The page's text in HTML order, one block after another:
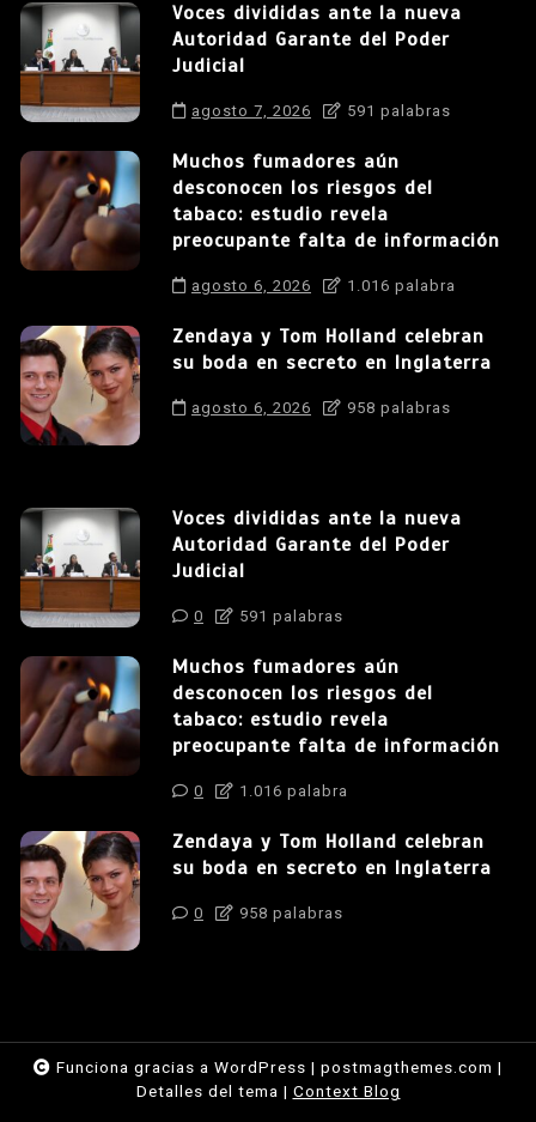
Voces divididas ante la nueva
Autoridad Garante del Poder
Judicial
agosto 7, 2026 591 palabras
Muchos fumadores aún
desconocen los riesgos del
tabaco: estudio revela
preocupante falta de información
agosto 6, 2026 1.016 palabra
Zendaya y Tom Holland celebran
su boda en secreto en Inglaterra
agosto 6, 2026 958 palabras
Voces divididas ante la nueva
Autoridad Garante del Poder
Judicial
0 591 palabras
Muchos fumadores aún
desconocen los riesgos del
tabaco: estudio revela
preocupante falta de información
0 1.016 palabra
Zendaya y Tom Holland celebran
su boda en secreto en Inglaterra
0 958 palabras
Funciona gracias a WordPress | postmagthemes.com |
Detalles del tema | Context Blog